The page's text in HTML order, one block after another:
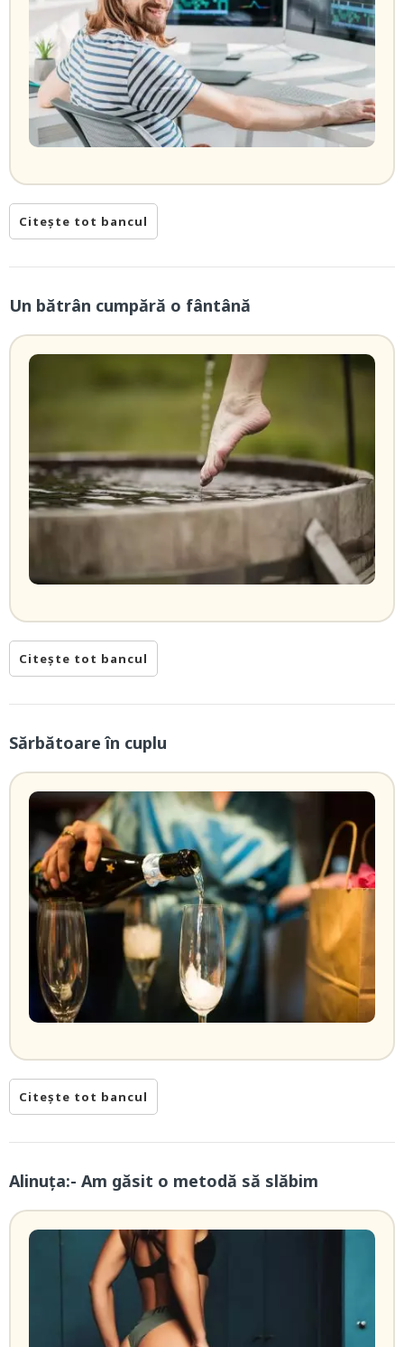
Citește tot bancul
Un bătrân cumpără o fântână
Citește tot bancul
Sărbătoare în cuplu
Citește tot bancul
Alinuța:- Am găsit o metodă să slăbim